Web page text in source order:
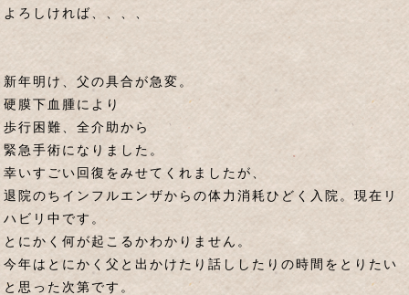
よろしければ、、、、
新年明け、父の具合が急変。
硬膜下血腫により
歩行困難、全介助から
緊急手術になりました。
幸いすごい回復をみせてくれましたが、
退院のちインフルエンザからの体力消耗ひどく入院。現在リ
ハビリ中です。
とにかく何が起こるかわかりません。
今年はとにかく父と出かけたり話ししたりの時間をとりたい
と思った次第です。